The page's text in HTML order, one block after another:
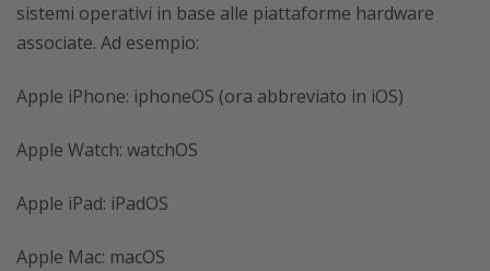
sistemi operativi in ​​base alle piattaforme hardware
associate. Ad esempio:
Apple iPhone: iphoneOS (ora abbreviato in iOS)
Apple Watch: watchOS
Apple iPad: iPadOS
Apple Mac: macOS